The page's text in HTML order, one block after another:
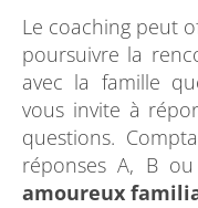
Le coaching peut
poursuivre la
avec la famille
vous invite à
questions.
réponses A, B
amoureux